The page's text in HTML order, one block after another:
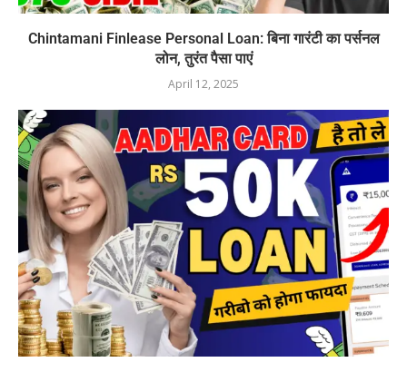
Chintamani Finlease Personal Loan: बिना गारंटी का पर्सनल
लोन, तुरंत पैसा पाएं
April 12, 2025